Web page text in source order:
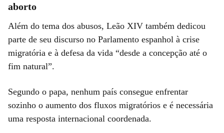
aborto
Além do tema dos abusos, Leão XIV também dedicou
parte de seu discurso no Parlamento espanhol à crise
migratória e à defesa da vida “desde a concepção até o
fim natural”.
Segundo o papa, nenhum país consegue enfrentar
sozinho o aumento dos fluxos migratórios e é necessária
uma resposta internacional coordenada.